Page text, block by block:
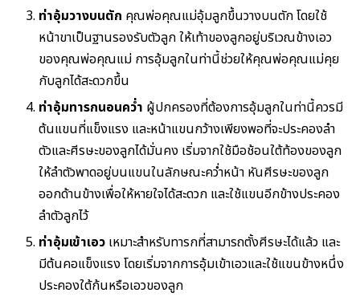
ท่าอุ้มวางบนตัก คุณพ่อคุณแม่อุ้มลูกขึ้นวางบนตัก โดยใช้
หน้าขาเป็นฐานรองรับตัวลูก ให้เท้าของลูกอยู่บริเวณข้างเอว
ของคุณพ่อคุณแม่ การอุ้มลูกในท่านี้ช่วยให้คุณพ่อคุณแม่คุย
กับลูกได้สะดวกขึ้น
ท่าอุ้มทารกนอนคว่ำ ผู้ปกครองที่ต้องการอุ้มลูกในท่านี้ควรมี
ต้นแขนที่แข็งแรง และหน้าแขนกว้างเพียงพอที่จะประคองลำ
ตัวและศีรษะของลูกได้มั่นคง เริ่มจากใช้มือช้อนใต้ท้องของลูก
ให้ลำตัวพาดอยู่บนแขนในลักษณะคว่ำหน้า หันศีรษะของลูก
ออกด้านข้างเพื่อให้หายใจได้สะดวก และใช้แขนอีกข้างประคอง
ลำตัวลูกไว้
ท่าอุ้มเข้าเอว เหมาะสำหรับทารกที่สามารถตั้งศีรษะได้แล้ว และ
มีต้นคอแข็งแรง โดยเริ่มจากการอุ้มเข้าเอวและใช้แขนข้างหนึ่ง
ประคองใต้ก้นหรือเอวของลูก